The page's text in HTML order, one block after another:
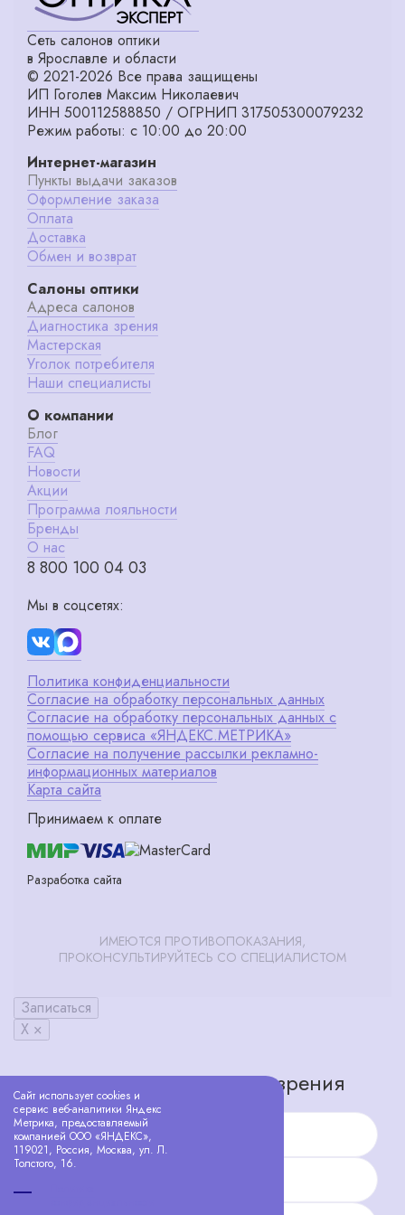
Сеть салонов оптики
в Ярославле и области
© 2021-2026 Все права защищены
ИП Гоголев Максим Николаевич
ИНН 500112588850 / ОГРНИП 317505300079232
Режим работы: с 10:00 до 20:00
Интернет-магазин
Пункты выдачи заказов
Оформление заказа
Оплата
Доставка
Обмен и возврат
Салоны оптики
Адреса салонов
Диагностика зрения
Мастерская
Уголок потребителя
Наши специалисты
О компании
Блог
FAQ
Новости
Акции
Программа лояльности
Бренды
О нас
8 800 100 04 03
Мы в соцсетях:
Политика конфиденциальности
Согласие на обработку персональных данных
Согласие на обработку персональных данных с
помощью сервиса «ЯНДЕКС.МЕТРИКА»
Согласие на получение рассылки рекламно-
информационных материалов
Карта сайта
Принимаем к оплате
Разработка сайта
ИМЕЮТСЯ ПРОТИВОПОКАЗАНИЯ,
ПРОКОНСУЛЬТИРУЙТЕСЬ СО СПЕЦИАЛИСТОМ
Сайт использует cookies и
сервис веб-аналитики Яндекс
Метрика, предоставляемый
компанией ООО «ЯНДЕКС»,
119021, Россия, Москва, ул. Л.
Толстого, 16.
Записаться
X ×
Запишитесь на проверку зрения
Имя